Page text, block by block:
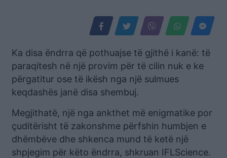
Ka disa ëndrra që pothuajse të gjithë i kanë: të
paraqitesh në një provim për të cilin nuk e ke
përgatitur ose të ikësh nga një sulmues
keqdashës janë disa shembuj.
Megjithatë, një nga ankthet më enigmatike por
çuditërisht të zakonshme përfshin humbjen e
dhëmbëve dhe shkenca mund të ketë një
shpjegim për këto ëndrra, shkruan IFLScience.